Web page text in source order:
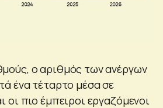
ο αριθμός των ανέργων
ένα τέταρτο μέσα σε
οι πιο έμπειροι εργαζόμενοι